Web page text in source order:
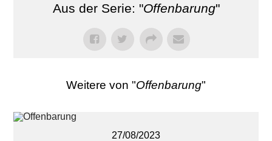
Aus der Serie: "Offenbarung"
Weitere von "Offenbarung"
27/08/2023